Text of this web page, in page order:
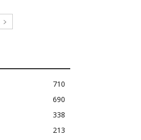
710
690
338
213